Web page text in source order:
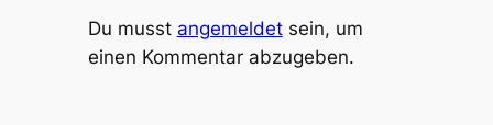
Du musst angemeldetsein, um
einen Kommentar abzugeben.